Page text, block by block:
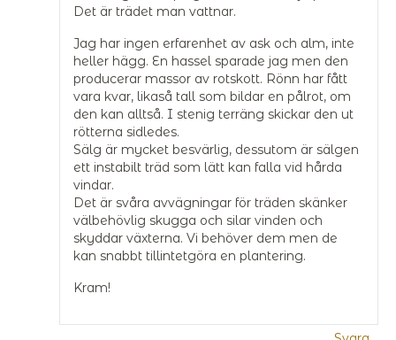
Det är trädet man vattnar.
Jag har ingen erfarenhet av ask och alm, inte
heller hägg. En hassel sparade jag men den
producerar massor av rotskott. Rönn har fått
vara kvar, likaså tall som bildar en pålrot, om
den kan alltså. I stenig terräng skickar den ut
rötterna sidledes.
Sälg är mycket besvärlig, dessutom är sälgen
ett instabilt träd som lätt kan falla vid hårda
vindar.
Det är svåra avvägningar för träden skänker
välbehövlig skugga och silar vinden och
skyddar växterna. Vi behöver dem men de
kan snabbt tillintetgöra en plantering.
Kram!